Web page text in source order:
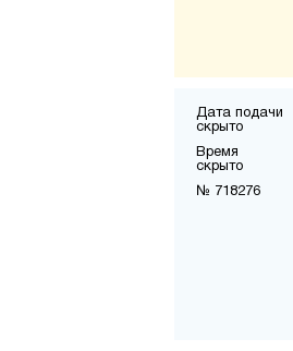
Дата подачи
скрыто
Время
скрыто
№ 718276